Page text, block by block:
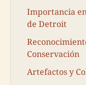
Importancia
de Detroit
Conservación
Artefactos y